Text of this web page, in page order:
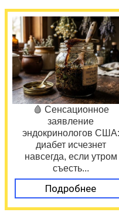
🩸 Сенсационное
заявление
эндокринологов США:
диабет исчезнет
навсегда, если утром
съесть...
Подробнее